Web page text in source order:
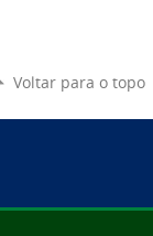
Voltar para o topo